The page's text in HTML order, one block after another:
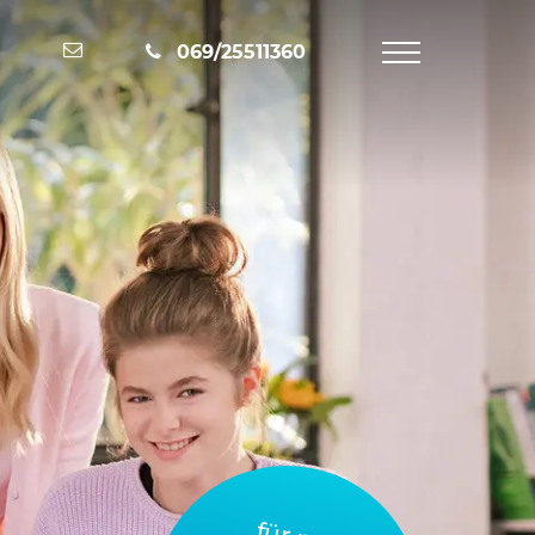
Nachricht schreiben
069/25511360
Navigation